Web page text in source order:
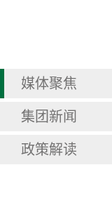
媒体聚焦
集团新闻
政策解读